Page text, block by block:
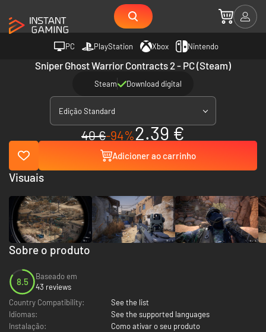
PC PlayStation Xbox Nintendo
Sniper Ghost Warrior Contracts 2 - PC (Steam)
Steam Download digital
Edição Standard
40 €-94%2.39 €
Adicioner ao carrinho
Sobre o produto
8.5
Baseado em
43 reviews
Country Compatibility:
See the list
Idiomas:
See the supported languages
Instalação:
Como ativar o seu produto
Visuais